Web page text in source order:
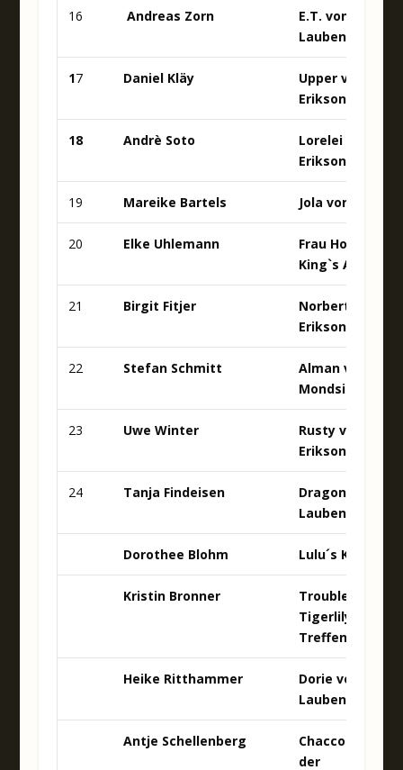
16 Andreas Zorn
E.T. von der
Laubenhaid
17 Daniel Kläy
Upper von
Erikson
18 Andrè Soto
Lorelei von
Erikson
19 Mareike Bartels Jola von Wales
20 Elke Uhlemann
Frau Holle of
King`s Aire
21 Birgit Fitjer
Norbert von
Erikson
22 Stefan Schmitt
Alman von der
Mondsichel
23 Uwe Winter
Rusty von
Erikson
24 Tanja Findeisen
Dragon v. d.
Laubenhaid
Dorothee Blohm Lulu´s Körrii
Kristin Bronner
Troublemaker
Tigerlily v.
Treffenwald
Heike Ritthammer
Dorie von der
Laubenhaid
Antje Schellenberg
Chacco von
der